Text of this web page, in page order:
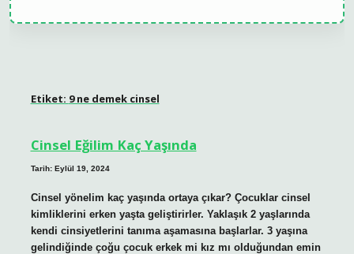
Etiket: 9 ne demek cinsel
Cinsel Eğilim Kaç Yaşında
Tarih: Eylül 19, 2024
Cinsel yönelim kaç yaşında ortaya çıkar? Çocuklar cinsel
kimliklerini erken yaşta geliştirirler. Yaklaşık 2 yaşlarında
kendi cinsiyetlerini tanıma aşamasına başlarlar. 3 yaşına
gelindiğinde çoğu çocuk erkek mi kız mı olduğundan emin